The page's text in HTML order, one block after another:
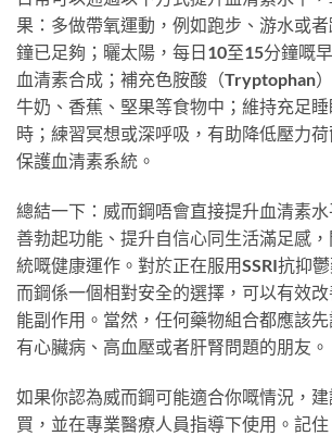
果：多做帶氧運動，例如跑步、游水或
鐘已足夠；曬太陽，每日10至15分鐘嘅
血清素合成；補充色胺酸（Tryptophan
牛奶、香蕉、堅果等食物中；維持充足
時；練習冥想或深呼吸，有助降低壓力
保護血清素系統。
總結一下：威而鋼唔會直接提升血清素
善勃起功能、提升自信心同生活滿足感
統嘅健康運作。對於正在服用SSRI抗抑
而鋼係一個相對安全的選擇，可以有效
能副作用。當然，任何藥物組合都應該
有心臟病、高血壓或者肝腎問題的朋友。
如果你認為威而鋼可能適合你嘅情況，
買，並在專業醫療人員指導下使用。記